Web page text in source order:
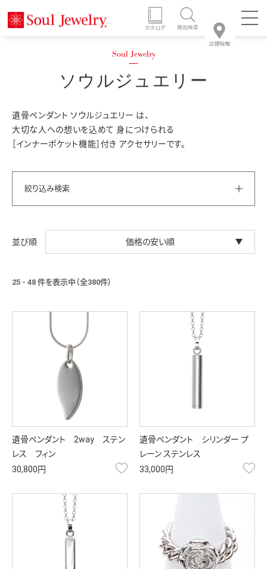
ソウルジュエリー
遺骨ペンダント ソウルジュエリー は、
大切な人への想いを込めて 身につけられる
［インナーポケット機能］付き アクセサリーです。
絞り込み検索
価格の安い順
25 - 48 件を表示中（全380件）
遺骨ペンダント 2way ステン
レス フィン
30,800円
お気に入り
遺骨ペンダント シリンダー プ
レーン ステンレス
33,000円